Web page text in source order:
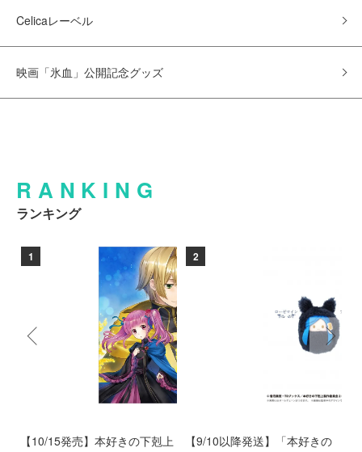
Celicaレーベル
映画「氷血」公開記念グッズ
RANKING
ランキング
1
【10/15発売】本好きの下剋上
2
【9/10以降発送】「本好きの